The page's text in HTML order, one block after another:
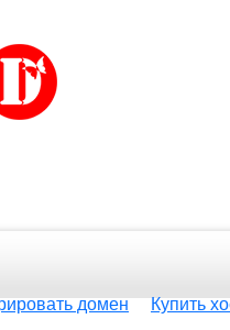
домен Купить